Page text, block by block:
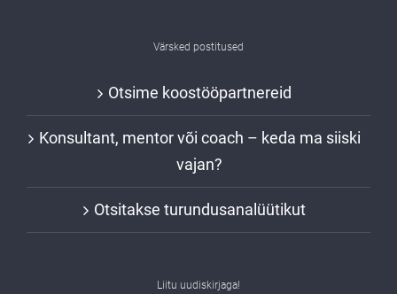
Värsked postitused
Otsime koostööpartnereid
Konsultant, mentor või coach – keda ma siiski
vajan?
Otsitakse turundusanalüütikut
Liitu uudiskirjaga!